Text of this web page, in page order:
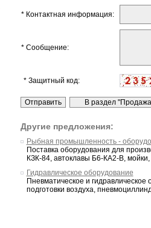
* Контактная информация:
* Сообщение:
* Защитный код:
Другие предложения:
Рыбная промышленность -
Поставка оборудования для
КЗК-84, автоклавы Б6-КА2-В,
Гидравлическое оборудование
Пневматическое и
подготовки воздуха,